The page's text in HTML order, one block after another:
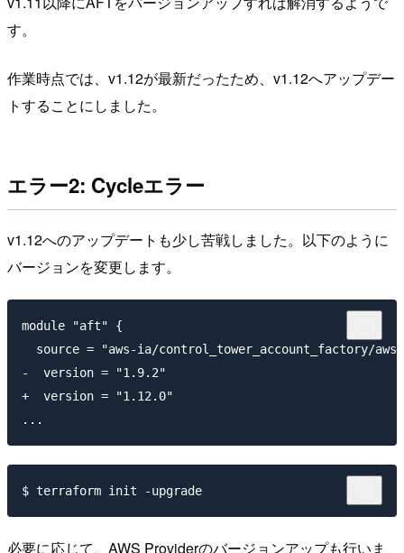
す。
作業時点では、v1.12が最新だったため、v1.12へアップデー
トすることにしました。
エラー2: Cycleエラー
v1.12へのアップデートも少し苦戦しました。以下のように
バージョンを変更します。
module "aft" {
  source = "aws-ia/control_tower_account_factory/aws"
-  version = "1.9.2"
+  version = "1.12.0"
必要に応じて、AWS Providerのバージョンアップも行いま